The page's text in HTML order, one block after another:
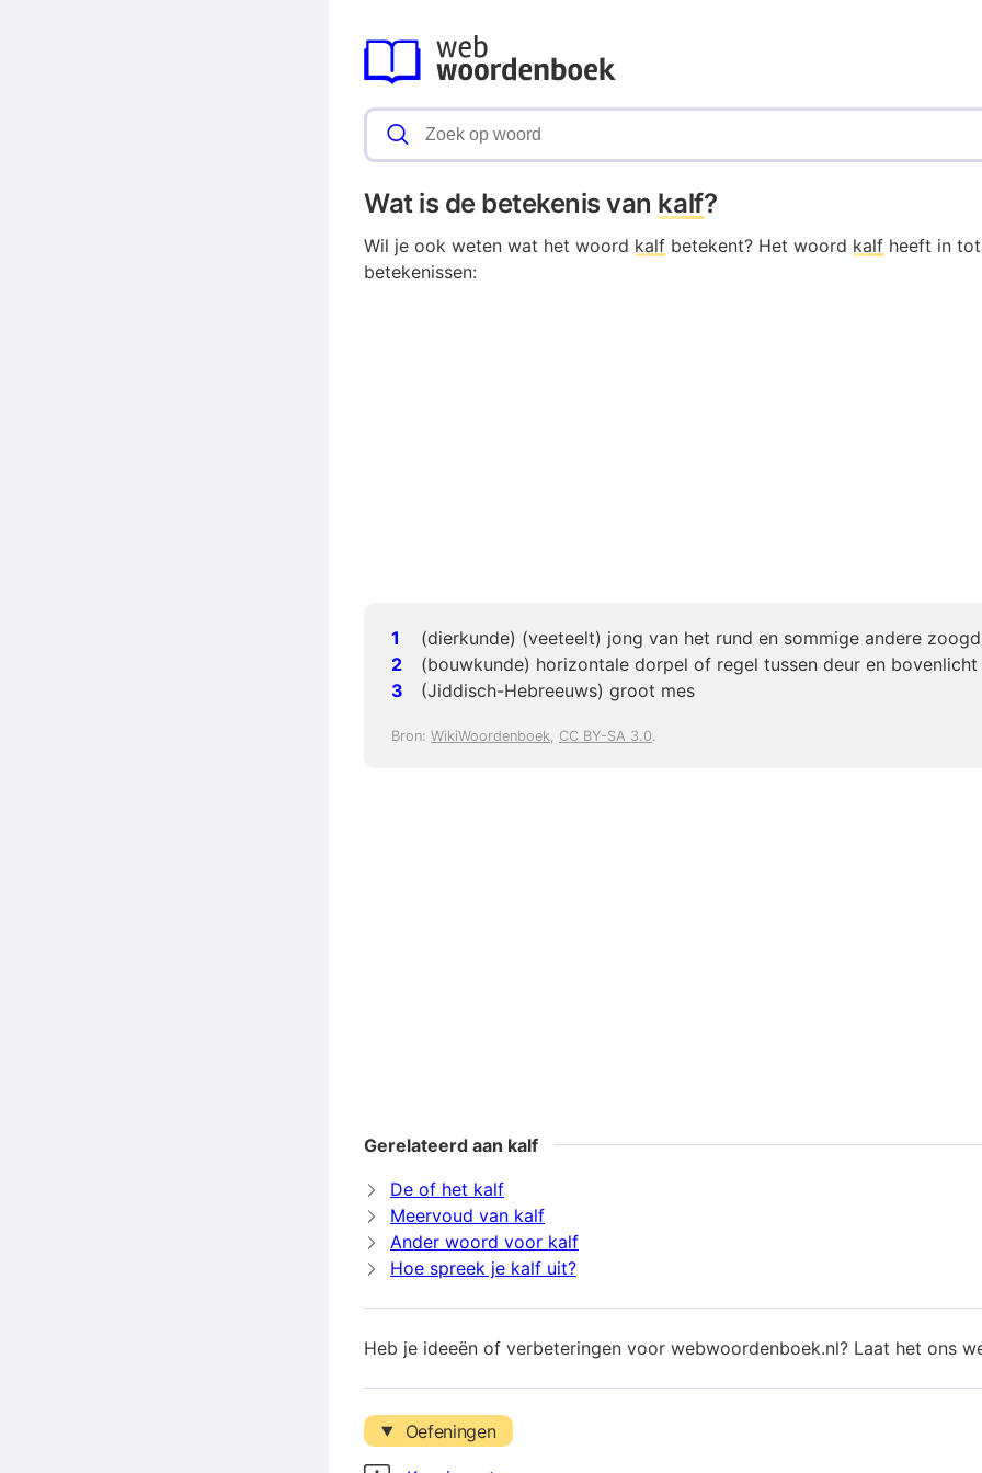
Wat is de betekenis van kalf?
Wil je ook weten wat het woord kalf betekent? Het woord kalf heeft in
betekenissen:
(dierkunde) (veeteelt) jong van het rund en sommige andere
(bouwkunde) horizontale dorpel of regel tussen deur en bovenlicht
(Jiddisch-Hebreeuws) groot mes
Bron: WikiWoordenboek, CC BY-SA 3.0.
Gerelateerd aan kalf
De of het kalf
Meervoud van kalf
Ander woord voor kalf
Hoe spreek je kalf uit?
Heb je ideeën of verbeteringen voor webwoordenboek.nl? Laat het ons
Oefeningen